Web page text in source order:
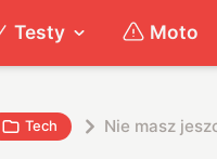
Testy Moto
Tech Nie masz